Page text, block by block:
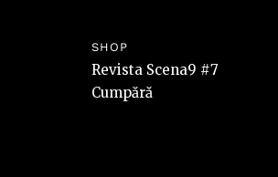
SHOP
Revista Scena9 #7
Cumpără